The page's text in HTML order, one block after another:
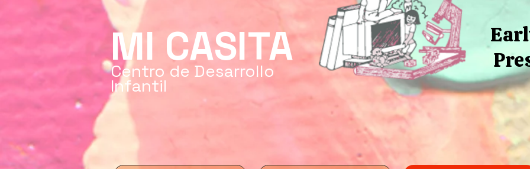
MI CASITA
Centro de Desarrollo
Infantil